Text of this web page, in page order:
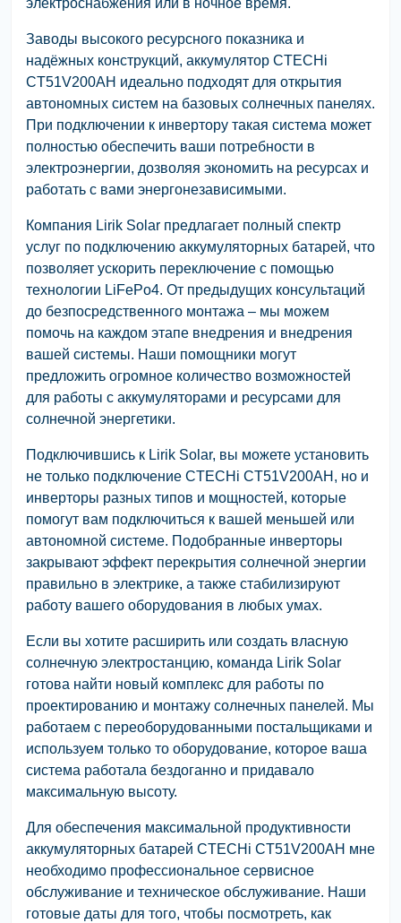
Заводы высокого ресурсного показника и
надёжных конструкций, аккумулятор CTECHi
CT51V200AH идеально подходят для открытия
автономных систем на базовых солнечных панелях.
При подключении к инвертору такая система может
полностью обеспечить ваши потребности в
электроэнергии, дозволяя экономить на ресурсах и
работать с вами энергонезависимыми.
Компания Lirik Solar предлагает полный спектр
услуг по подключению аккумуляторных батарей, что
позволяет ускорить переключение с помощью
технологии LiFePo4. От предыдущих консультаций
до безпосредственного монтажа – мы можем
помочь на каждом этапе внедрения и внедрения
вашей системы. Наши помощники могут
предложить огромное количество возможностей
для работы с аккумуляторами и ресурсами для
солнечной энергетики.
Подключившись к Lirik Solar, вы можете установить
не только подключение CTECHi CT51V200AH, но и
инверторы разных типов и мощностей, которые
помогут вам подключиться к вашей меньшей или
автономной системе. Подобранные инверторы
закрывают эффект перекрытия солнечной энергии
правильно в электрике, а также стабилизируют
работу вашего оборудования в любых умах.
Если вы хотите расширить или создать власную
солнечную электростанцию, команда Lirik Solar
готова найти новый комплекс для работы по
проектированию и монтажу солнечных панелей. Мы
работаем с переоборудованными постальщиками и
используем только то оборудование, которое ваша
система работала бездоганно и придавало
максимальную высоту.
Для обеспечения максимальной продуктивности
аккумуляторных батарей CTECHi CT51V200AH мне
необходимо профессиональное сервисное
обслуживание и техническое обслуживание. Наши
готовые даты для того, чтобы посмотреть, как